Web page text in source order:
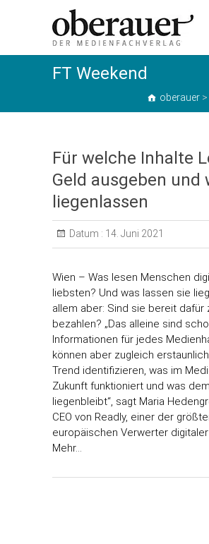
oberauer
FT Weekend
oberauer >
Für welche Inhalte
Geld ausgeben und
liegenlassen
Datum : 14. Juni 2021
Wien – Was lesen Menschen
liebsten? Und was lassen sie
allem aber: Sind sie bereit dafür
bezahlen? „Das alleine sind
Informationen für jedes
können aber zugleich
Trend identifizieren, was im
Zukunft funktioniert und was
liegenbleibt“, sagt Maria
CEO von Readly, einer der
europäischen Verwerter digitaler
Mehr…